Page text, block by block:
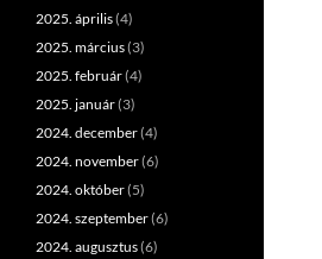
2025. április(4)
2025. március(3)
2025. február(4)
2025. január(3)
2024. december(4)
2024. november(6)
2024. október(5)
2024. szeptember(6)
2024. augusztus(6)